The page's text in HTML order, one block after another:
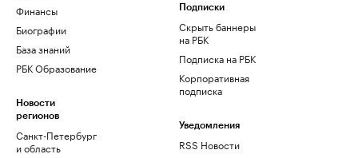
Финансы
Биографии
База знаний
РБК Образование
Новости
регионов
Санкт-Петербург
и область
Подписки
Скрыть баннеры
на РБК
Подписка на РБК
Корпоративная
подписка
Уведомления
RSS Новости